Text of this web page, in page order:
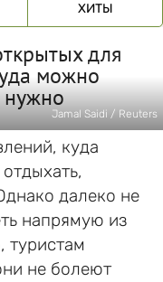
ХИТЫ
для
можно
нужно
Jamal Saidi / Reuters
куда
далеко не
напрямую из
туристам
не болеют